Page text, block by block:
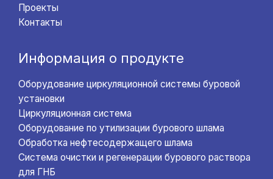
Проекты
Контакты
Информация о продукте
Оборудование циркуляционной системы буровой
установки
Циркуляционная система
Оборудование по утилизации бурового шлама
Обработка нефтесодержащего шлама
Система очистки и регенерации бурового раствора
для ГНБ